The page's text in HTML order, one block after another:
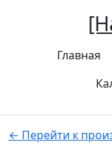
Главная
← Перейти к